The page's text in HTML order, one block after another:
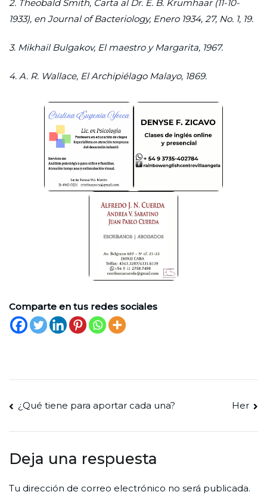
2. Theobald Smith, Carta al Dr. E. B. Krumhaar (11-10-
1933), en Journal of Bacteriology, Enero 1934, 27, No. 1, 19.
3. Mikhail Bulgakov, El maestro y Margarita, 1967.
4. A. R. Wallace, El Archipiélago Malayo, 1869.
Comparte en tus redes sociales
Navegación
de
entradas
¿Qué tiene para aportar cada una? Her
Deja una respuesta
Tu dirección de correo electrónico no será publicada.